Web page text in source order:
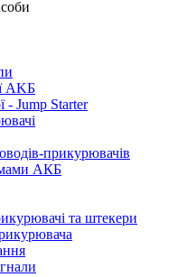
AKБ
- Jump Starter
прикурювачів
АКБ
та штекери